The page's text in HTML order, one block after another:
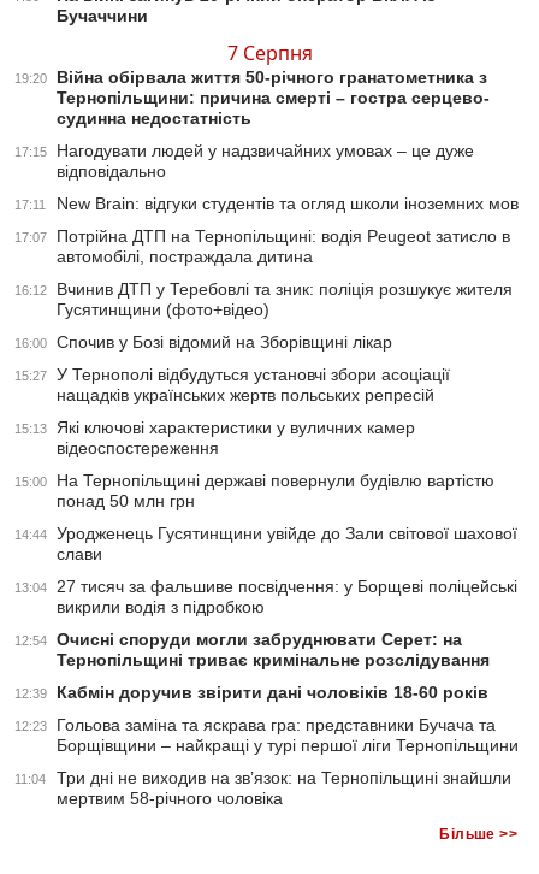
Бучаччини
7 Серпня
19:20
Війна обірвала життя 50-річного гранатометника з
Тернопільщини: причина смерті – гостра серцево-
судинна недостатність
17:15
Нагодувати людей у надзвичайних умовах – це дуже
відповідально
17:11 New Brain: відгуки студентів та огляд школи іноземних мов
17:07
Потрійна ДТП на Тернопільщині: водія Peugeot затисло в
автомобілі, постраждала дитина
16:12
Вчинив ДТП у Теребовлі та зник: поліція розшукує жителя
Гусятинщини (фото+відео)
16:00 Спочив у Бозі відомий на Зборівщині лікар
15:27
У Тернополі відбудуться установчі збори асоціації
нащадків українських жертв польських репресій
15:13
Які ключові характеристики у вуличних камер
відеоспостереження
15:00
На Тернопільщині державі повернули будівлю вартістю
понад 50 млн грн
14:44
Уродженець Гусятинщини увійде до Зали світової шахової
слави
13:04
27 тисяч за фальшиве посвідчення: у Борщеві поліцейські
викрили водія з підробкою
12:54
Очисні споруди могли забруднювати Серет: на
Тернопільщині триває кримінальне розслідування
12:39 Кабмін доручив звірити дані чоловіків 18-60 років
12:23
Гольова заміна та яскрава гра: представники Бучача та
Борщівщини – найкращі у турі першої ліги Тернопільщини
11:04
Три дні не виходив на зв’язок: на Тернопільщині знайшли
мертвим 58-річного чоловіка
Більше >>